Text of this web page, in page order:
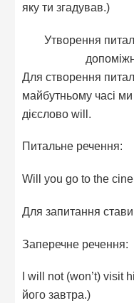
яку ти згадував.)
Утворення
Для створення
майбутньому часі
дієслово will.
Питальне речення:
Will you go to the
Для запитання
Заперечне речення:
I will not (won’t) visit
його завтра.)